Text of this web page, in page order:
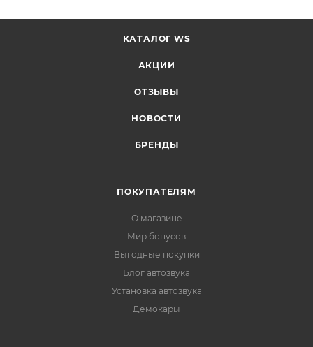
КАТАЛОГ WS
АКЦИИ
ОТЗЫВЫ
НОВОСТИ
БРЕНДЫ
ПОКУПАТЕЛЯМ
О магазине
Мир бонусов
Выгодные покупки
Блог автозвука
Установка автозвука
Демокары